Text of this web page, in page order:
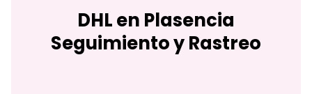
DHL en Plasencia
Seguimiento y Rastreo